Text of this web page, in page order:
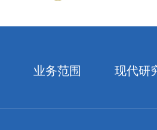
业务范围 现代研